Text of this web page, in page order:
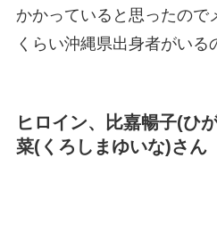
かかっていると思ったので
くらい沖縄県出身者がいる
ヒロイン、比嘉暢子(ひ
菜(くろしまゆいな)さん